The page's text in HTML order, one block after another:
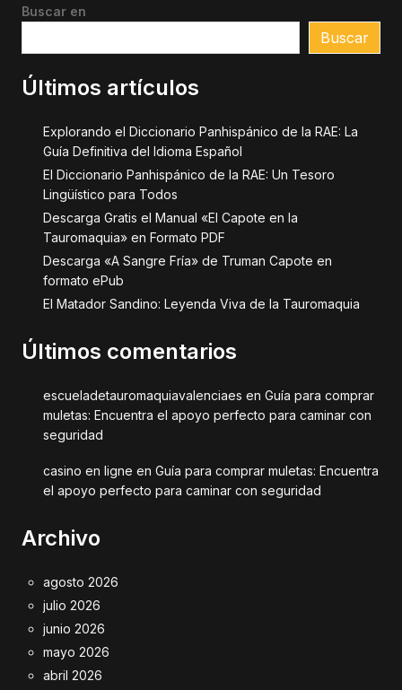
Buscar en
Buscar
Últimos artículos
Explorando el Diccionario Panhispánico de la RAE: La
Guía Definitiva del Idioma Español
El Diccionario Panhispánico de la RAE: Un Tesoro
Lingüístico para Todos
Descarga Gratis el Manual «El Capote en la
Tauromaquia» en Formato PDF
Descarga «A Sangre Fría» de Truman Capote en
formato ePub
El Matador Sandino: Leyenda Viva de la Tauromaquia
Últimos comentarios
escueladetauromaquiavalenciaes en Guía para comprar
muletas: Encuentra el apoyo perfecto para caminar con
seguridad
casino en ligne en Guía para comprar muletas: Encuentra
el apoyo perfecto para caminar con seguridad
Archivo
agosto 2026
julio 2026
junio 2026
mayo 2026
abril 2026